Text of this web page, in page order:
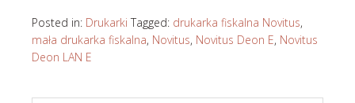
Posted in: Drukarki Tagged: drukarka fiskalna Novitus,
mała drukarka fiskalna, Novitus, Novitus Deon E, Novitus
Deon LAN E